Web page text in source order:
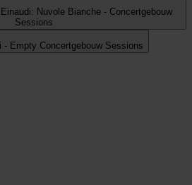
Nuvole Bianche - Concertgebouw
Sessions
- Empty Concertgebouw Sessions